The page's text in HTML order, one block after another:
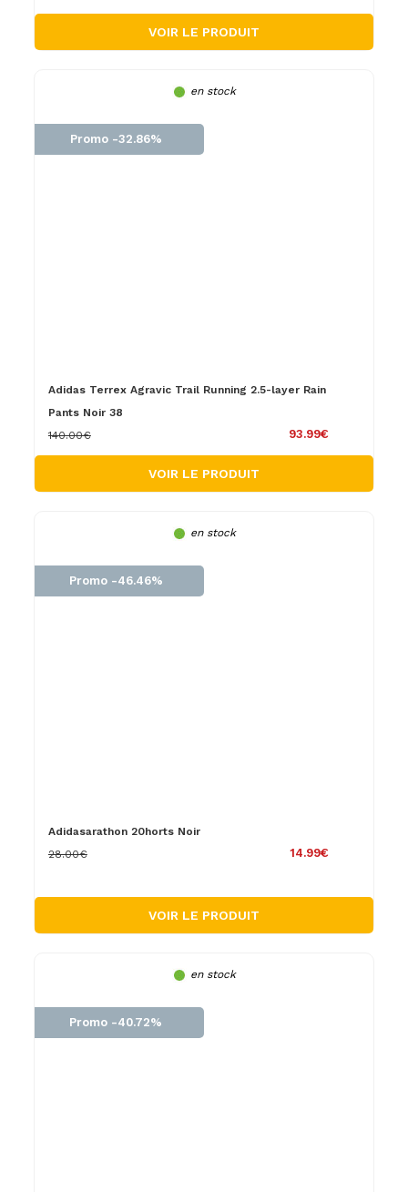
VOIR LE PRODUIT
en stock
Promo -32.86%
Adidas Terrex Agravic Trail Running 2.5-layer Rain
Pants Noir 38
93.99€
140.00€
VOIR LE PRODUIT
en stock
Promo -46.46%
Adidasarathon 20horts Noir
14.99€
28.00€
VOIR LE PRODUIT
en stock
Promo -40.72%